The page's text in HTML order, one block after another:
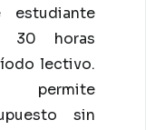
30 horas
lectivo.
permite
sin